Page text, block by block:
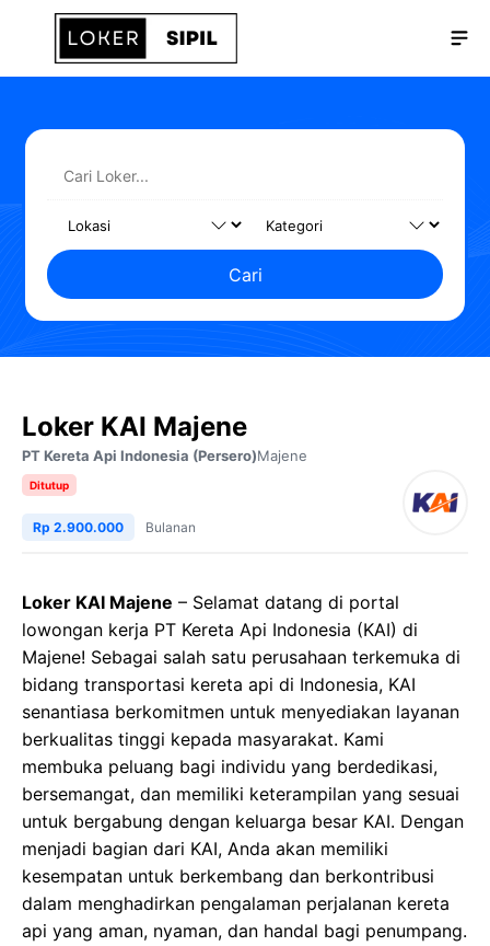
Langsung
Cari
Loker KAI Majene
PT Kereta Api Indonesia (Persero)Majene
Ditutup
Rp 2.900.000 Bulanan
Loker KAI Majene – Selamat datang di portal
lowongan kerja PT Kereta Api Indonesia (KAI) di
Majene! Sebagai salah satu perusahaan terkemuka di
bidang transportasi kereta api di Indonesia, KAI
senantiasa berkomitmen untuk menyediakan layanan
berkualitas tinggi kepada masyarakat. Kami
membuka peluang bagi individu yang berdedikasi,
bersemangat, dan memiliki keterampilan yang sesuai
untuk bergabung dengan keluarga besar KAI. Dengan
menjadi bagian dari KAI, Anda akan memiliki
kesempatan untuk berkembang dan berkontribusi
dalam menghadirkan pengalaman perjalanan kereta
api yang aman, nyaman, dan handal bagi penumpang.